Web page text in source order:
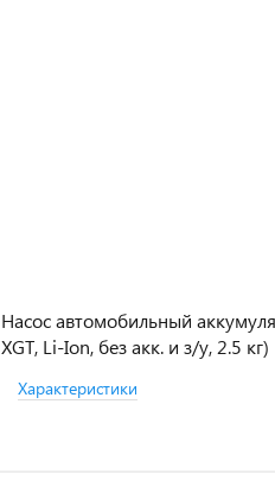
Насос автомобильный
XGT, Li-Ion, без акк. и з/у, 2.5 кг)
Характеристики